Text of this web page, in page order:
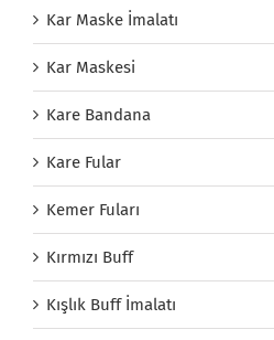
Kar Maske İmalatı
Kar Maskesi
Kare Bandana
Kare Fular
Kemer Fuları
Kırmızı Buff
Kışlık Buff İmalatı